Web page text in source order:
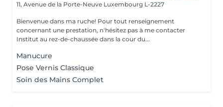
11, Avenue de la Porte-Neuve Luxembourg L-2227
Bienvenue dans ma ruche! Pour tout renseignement
concernant une prestation, n'hésitez pas à me contacter
Institut au rez-de-chaussée dans la cour du...
Manucure
Pose Vernis Classique
Soin des Mains Complet